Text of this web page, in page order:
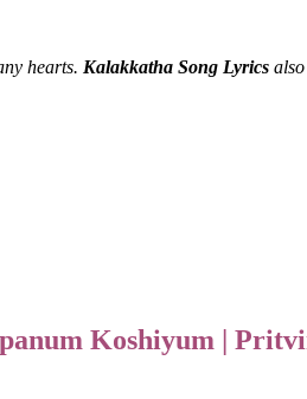
hearts. Kalakkatha Song Lyrics
Koshiyum |